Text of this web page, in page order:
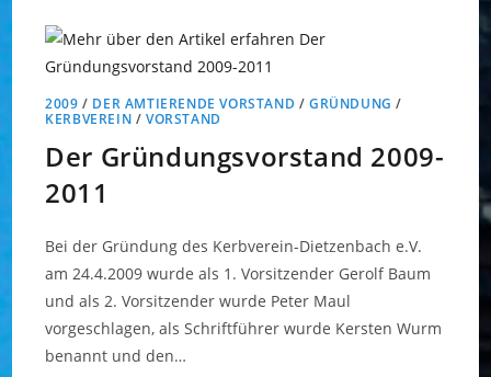
2009 / DER AMTIERENDE VORSTAND /GRÜNDUNG /
KERBVEREIN /VORSTAND
Der Gründungsvorstand 2009-
2011
Bei der Gründung des Kerbverein-Dietzenbach e.V.
am 24.4.2009 wurde als 1. Vorsitzender Gerolf Baum
und als 2. Vorsitzender wurde Peter Maul
vorgeschlagen, als Schriftführer wurde Kersten Wurm
benannt und den…